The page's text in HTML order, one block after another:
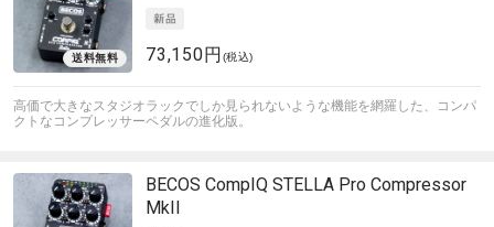
73,150円 (税込)
高価で大きなスタジオラックでしか見られないような機能を網羅した、コンパ
クトなコンプレッサーペダルの進化版。
BECOS CompIQ STELLA Pro Compressor
MkII